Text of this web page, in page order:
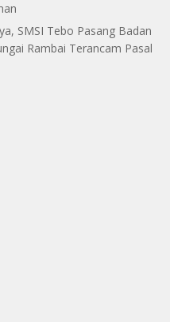
SMSI Tebo Pasang Badan
Rambai Terancam Pasal